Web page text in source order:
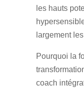
les hauts
largement
Pourquoi la
coach